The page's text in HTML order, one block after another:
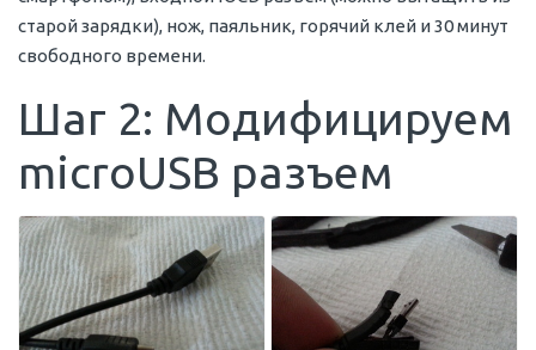
старой зарядки), нож, паяльник, горячий клей и 30 минут
свободного времени.
Шаг 2: Модифицируем
microUSB разъем